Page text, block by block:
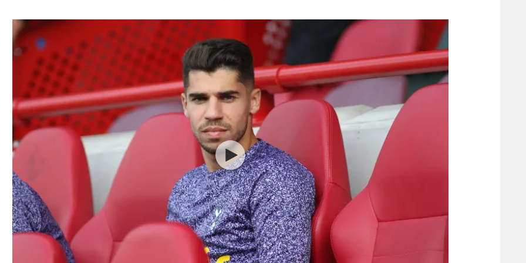
תקנון משתתפים וזוכים בפרסים
תקנון עבור פעילות אלקטרה
תקנון עבור פעילות ספורט 1 – "מרלן"
טניס
רשיון להקרנה פומבית לבית עסק
הצטרפות לחבילת הערוצים
הפועל תל אביב
הפועל חיפה
הפועל באר שבע
מכבי נתניה
בני יהודה
ליגה סינית
ליגה ברזילאית
ליגות נוספות